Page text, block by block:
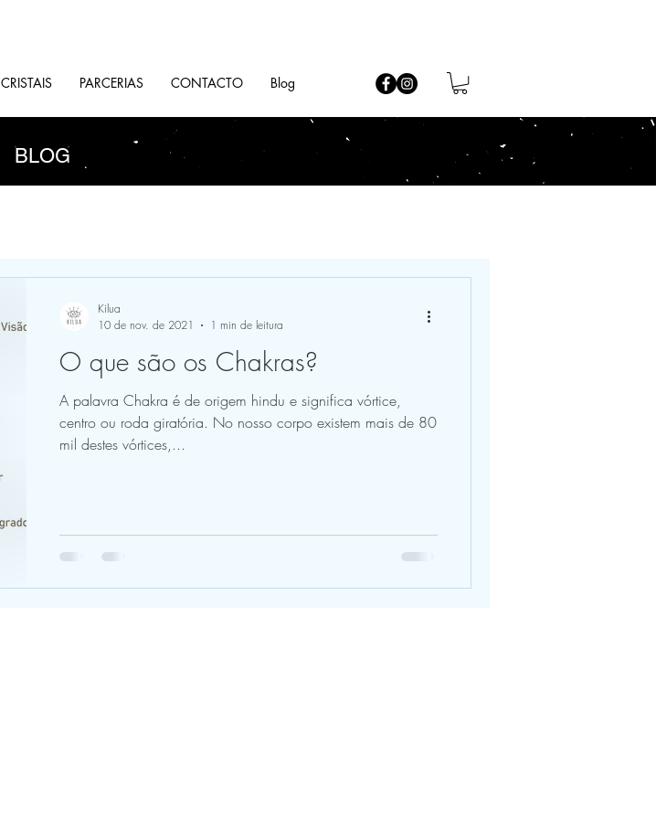
CRISTAIS PARCERIAS CONTACTO Blog
BLOG
O que são os Chakras?
A palavra Chakra é de origem hindu e significa vórtice,
centro ou roda giratória. No nosso corpo existem mais de 80
mil destes vórtices,...
Kilua
10 de nov. de 2021
1 min de leitura